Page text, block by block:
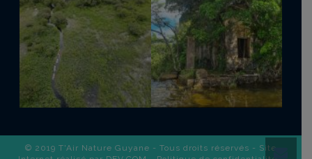
© 2019 T'Air Nature Guyane - Tous droits réservés - Site